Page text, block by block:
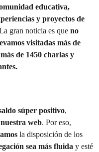
educativa,
y proyectos de
gran noticia es que no
visitadas más de
de 1450 charlas y
súper positivo,
web. Por eso,
la disposición de los
sea más fluida y esté